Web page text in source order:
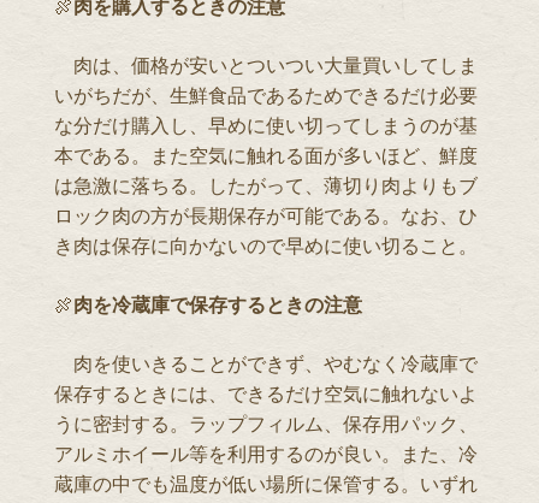
🍖肉を購入するときの注意
肉は、価格が安いとついつい大量買いしてしま
いがちだが、生鮮食品であるためできるだけ必要
な分だけ購入し、早めに使い切ってしまうのが基
本である。また空気に触れる面が多いほど、鮮度
は急激に落ちる。したがって、薄切り肉よりもブ
ロック肉の方が長期保存が可能である。なお、ひ
き肉は保存に向かないので早めに使い切ること。
🍖肉を冷蔵庫で保存するときの注意
肉を使いきることができず、やむなく冷蔵庫で
保存するときには、できるだけ空気に触れないよ
うに密封する。ラップフィルム、保存用パック、
アルミホイール等を利用するのが良い。また、冷
蔵庫の中でも温度が低い場所に保管する。いずれ